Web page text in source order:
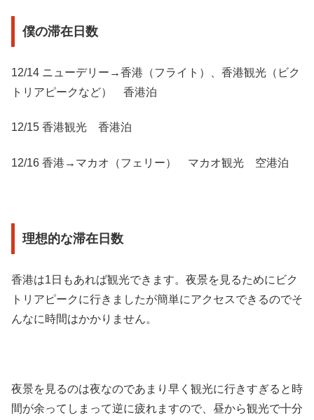
僕の滞在日数
12/14 ニューデリー→香港（フライト）、香港観光（ビク
トリアピークなど） 香港泊
12/15 香港観光 香港泊
12/16 香港→マカオ（フェリー） マカオ観光 空港泊
理想的な滞在日数
香港は1日もあれば観光できます。夜景を見るためにビク
トリアピークに行きましたが簡単にアクセスできるのでそ
んなに時間はかかりません。
夜景を見るのは夜なのであまり早く観光に行きすぎると時
間が余ってしまって逆に疲れますので、昼から観光で十分